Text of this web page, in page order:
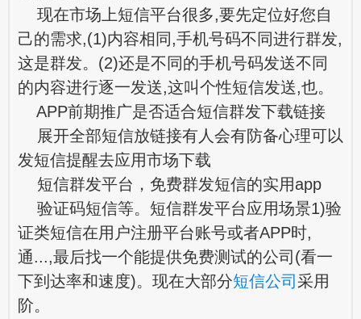
现在市场上短信平台很多,要先定位好您自
己的需求,(1)内容相同,手机号码不同进行群发,
这是群发。(2)还是不同的手机号码发送不同
的内容进行逐一发送,这叫个性短信发送,也。
APP前期推广是否适合短信群发下载链接
展开全部短信放链接有人会有防备心理可以
发短信提醒去应用市场下载
短信群发平台，免费群发短信的实用app
验证码短信等。短信群发平台应用场景1)验
证类短信在用户注册平台账号或者APP时,
通...,最后找一个能提供免费测试的公司(看一
下到达率和速度)。现在大部分短信公司 采用
阶。